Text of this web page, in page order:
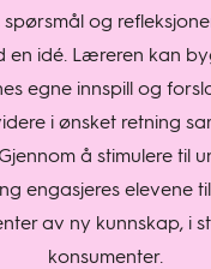
spørsmål og
en idé. Læreren kan
egne innspill og
i ønsket retning
å stimulere til
engasjeres elevene
av ny kunnskap, i
konsumenter.